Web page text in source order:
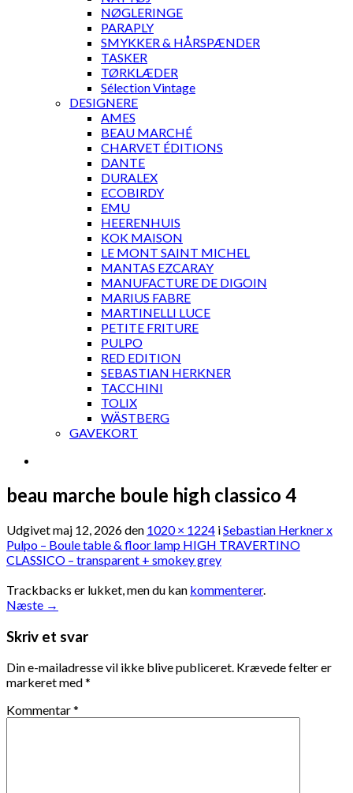
NØGLERINGE
PARAPLY
SMYKKER & HÅRSPÆNDER
TASKER
TØRKLÆDER
Sélection Vintage
DESIGNERE
AMES
BEAU MARCHÉ
CHARVET ÉDITIONS
DANTE
DURALEX
ECOBIRDY
EMU
HEERENHUIS
KOK MAISON
LE MONT SAINT MICHEL
MANTAS EZCARAY
MANUFACTURE DE DIGOIN
MARIUS FABRE
MARTINELLI LUCE
PETITE FRITURE
PULPO
RED EDITION
SEBASTIAN HERKNER
TACCHINI
TOLIX
WÄSTBERG
GAVEKORT
beau marche boule high classico 4
Udgivetmaj 12, 2026den 1020 × 1224 iSebastian Herkner x
Pulpo – Boule table & floor lamp HIGH TRAVERTINO
CLASSICO – transparent + smokey grey
Trackbacks er lukket, men du kan kommenterer.
Næste →
Skriv et svar
Din e-mailadresse vil ikke blive publiceret. Krævede felter er
markeret med*
Kommentar*